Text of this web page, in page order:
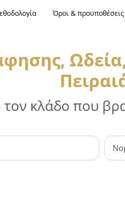
Όροι & προϋποθέσεις
τον κλάδο που